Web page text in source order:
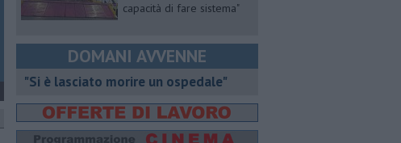
capacità di fare sistema"
DOMANI AVVENNE
"Si è lasciato morire un ospedale"